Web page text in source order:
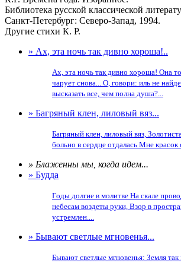
Библиотека русской классической
Санкт-Петербург: Северо-Запад, 1994.
Другие стихи К. Р.
» Ах, эта ночь так дивно хороша!..
Ах, эта ночь так дивно хороша! Она
чарует снова... О, говори: иль не
высказать все, чем полна душа?...
» Багряный клен, лиловый вяз...
Багряный клен, лиловый вяз,
больно в сердце отдалась Мне красок
» Блаженны мы, когда идем...
» Будда
Годы долгие в молитве На скале
небесам воздеты руки, Взор в
устремлен....
» Бывают светлые мгновенья...
Бывают светлые мгновенья: Земля так